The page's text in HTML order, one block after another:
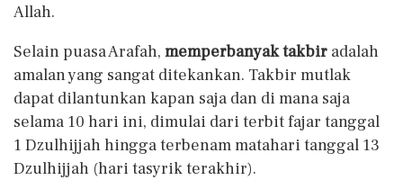
Allah.
Selain puasa Arafah, memperbanyak takbir adalah
amalan yang sangat ditekankan. Takbir mutlak
dapat dilantunkan kapan saja dan di mana saja
selama 10 hari ini, dimulai dari terbit fajar tanggal
1 Dzulhijjah hingga terbenam matahari tanggal 13
Dzulhijjah (hari tasyrik terakhir).